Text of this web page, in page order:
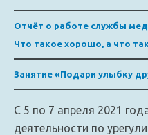
Отчёт о работе службы
Что такое хорошо, а что
Занятие «Подари улыбку
C 5 по 7 апреля 2021
деятельности по